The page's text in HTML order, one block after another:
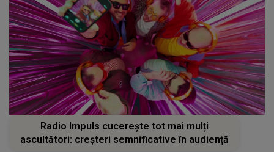
Radio Impuls cucerește tot mai mulți
ascultători: creșteri semnificative în audiență